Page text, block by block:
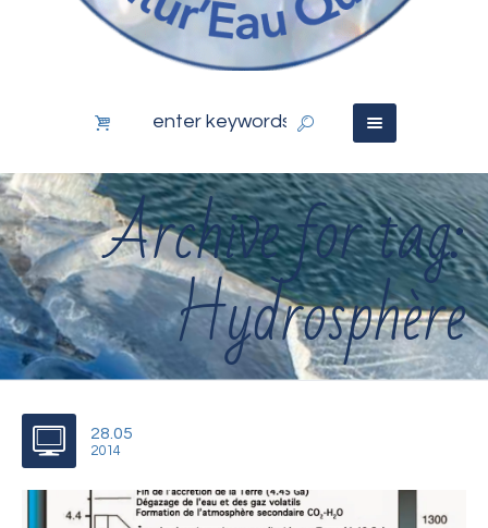
Archive for tag:
Hydrosphère
28.05
2014